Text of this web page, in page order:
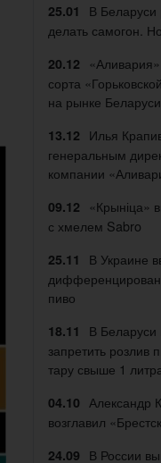
25.01
В Беларуси
делать самогон.
20.12
сорта
на рынке Беларуси
13.12 Илья
генеральным
компании
09.12
«Крыніца»
с хмелем Sabro
25.11
В Украине
пиво
18.11
В Беларуси
запретить розлив
тару свыше 1
04.10 Александр
возглавил
24.09 В России